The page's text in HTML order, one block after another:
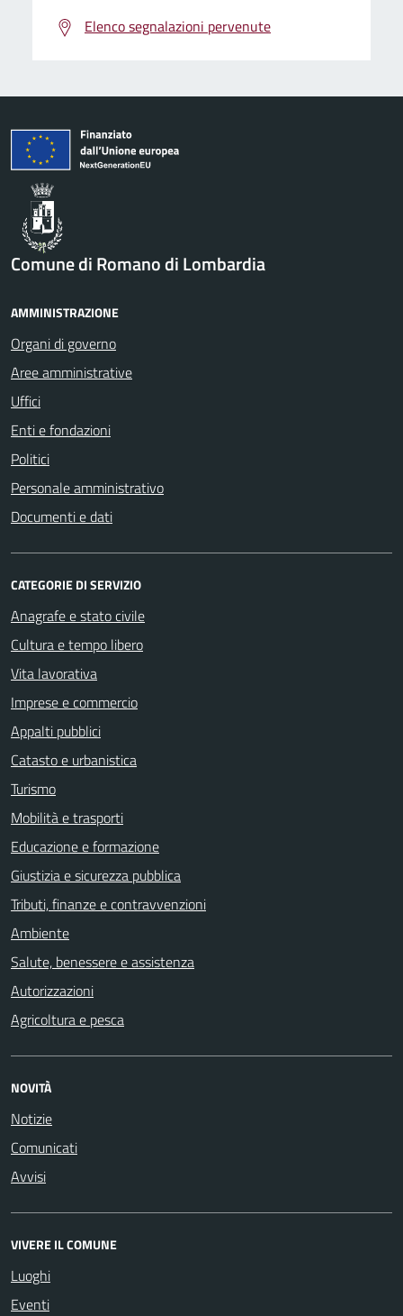
Elenco segnalazioni pervenute
Comune di Romano di Lombardia
AMMINISTRAZIONE
Organi di governo
Aree amministrative
Uffici
Enti e fondazioni
Politici
Personale amministrativo
Documenti e dati
CATEGORIE DI SERVIZIO
Anagrafe e stato civile
Cultura e tempo libero
Vita lavorativa
Imprese e commercio
Appalti pubblici
Catasto e urbanistica
Turismo
Mobilità e trasporti
Educazione e formazione
Giustizia e sicurezza pubblica
Tributi, finanze e contravvenzioni
Ambiente
Salute, benessere e assistenza
Autorizzazioni
Agricoltura e pesca
NOVITÀ
Notizie
Comunicati
Avvisi
VIVERE IL COMUNE
Luoghi
Eventi